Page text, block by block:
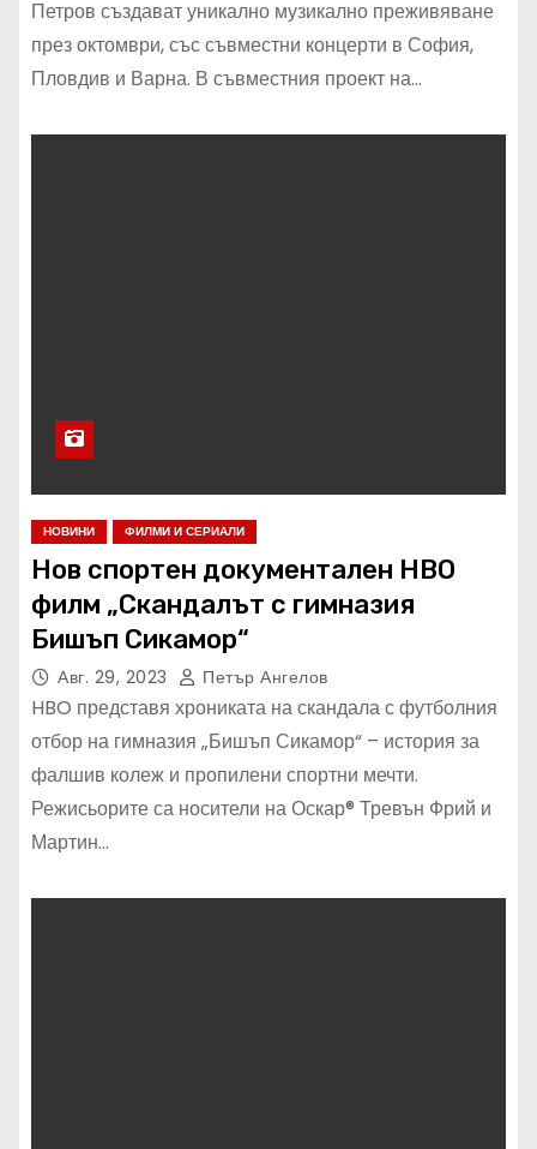
Петров създават уникално музикално преживяване
през октомври, със съвместни концерти в София,
Пловдив и Варна. В съвместния проект на…
НОВИНИ ФИЛМИ И СЕРИАЛИ
Нов спортен документален HBO
филм „Скандалът с гимназия
Бишъп Сикамор“
Авг. 29, 2023 Петър Ангелов
HBO представя хрониката на скандала с футболния
отбор на гимназия „Бишъп Сикамор“ – история за
фалшив колеж и пропилени спортни мечти.
Режисьорите са носители на Оскар® Тревън Фрий и
Мартин…